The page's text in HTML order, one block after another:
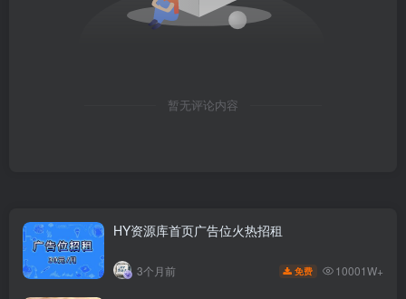
暂无评论内容
HY资源库首页广告位火热招租
3个月前 免费 10001W+